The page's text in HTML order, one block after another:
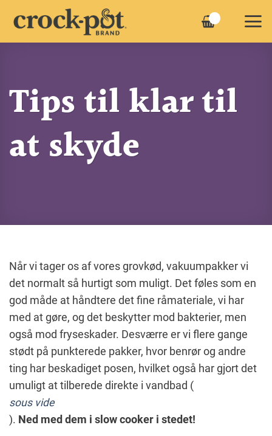
Tips til klar til
at skyde
Når vi tager os af vores grovkød, vakuumpakker vi
det normalt så hurtigt som muligt. Det føles som en
god måde at håndtere det fine råmateriale, vi har
med at gøre, og det beskytter mod bakterier, men
også mod fryseskader. Desværre er vi flere gange
stødt på punkterede pakker, hvor benrør og andre
ting har beskadiget posen, hvilket også har gjort det
umuligt at tilberede direkte i vandbad (
sous vide
). Ned med dem i slow cooker i stedet!